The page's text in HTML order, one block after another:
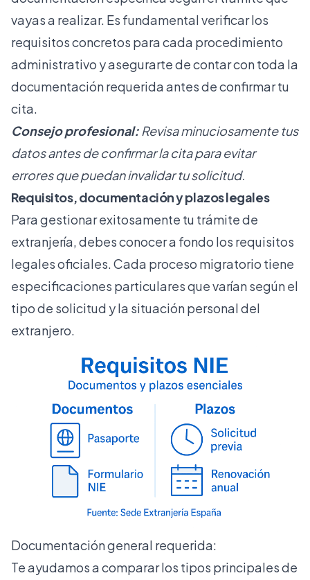
vayas a realizar. Es fundamental verificar los
requisitos concretos para cada procedimiento
administrativo y asegurarte de contar con toda la
documentación requerida antes de confirmar tu
cita.
Consejo profesional: Revisa minuciosamente tus
datos antes de confirmar la cita para evitar
errores que puedan invalidar tu solicitud.
Requisitos, documentación y plazos legales
Para gestionar exitosamente tu trámite de
extranjería, debes conocer a fondo los requisitos
legales oficiales. Cada proceso migratorio tiene
especificaciones particulares que varían según el
tipo de solicitud y la situación personal del
extranjero.
Documentación general requerida:
Te ayudamos a comparar los tipos principales de